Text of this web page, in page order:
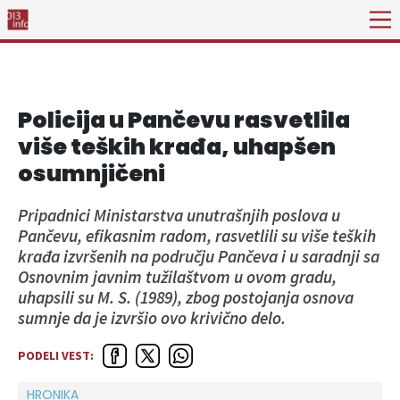
Policija u Pančevu rasvetlila
više teških krađa, uhapšen
osumnjičeni
Pripadnici Ministarstva unutrašnjih poslova u
Pančevu, efikasnim radom, rasvetlili su više teških
krađa izvršenih na području Pančeva i u saradnji sa
Osnovnim javnim tužilaštvom u ovom gradu,
uhapsili su M. S. (1989), zbog postojanja osnova
sumnje da je izvršio ovo krivično delo.
PODELI VEST:
HRONIKA